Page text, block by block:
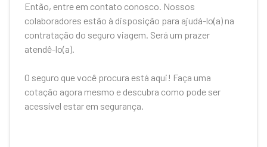
Então, entre em contato conosco. Nossos
colaboradores estão à disposição para ajudá-lo(a) na
contratação do seguro viagem. Será um prazer
atendê-lo(a).
O seguro que você procura está aqui! Faça uma
cotação agora mesmo e descubra como pode ser
acessível estar em segurança.